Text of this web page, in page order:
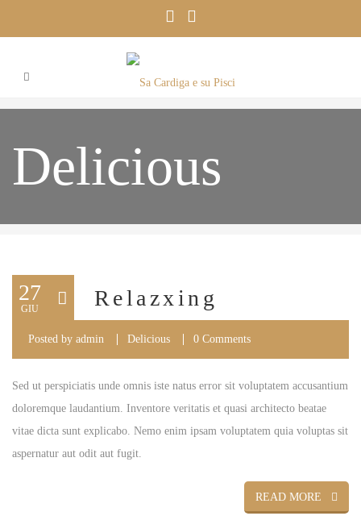
Delicious
27
GIU Relazxing
Posted by admin Delicious 0 Comments
Sed ut perspiciatis unde omnis iste natus error sit voluptatem accusantium
doloremque laudantium. Inventore veritatis et quasi architecto beatae
vitae dicta sunt explicabo. Nemo enim ipsam voluptatem quia voluptas sit
aspernatur aut odit aut fugit.
READ MORE